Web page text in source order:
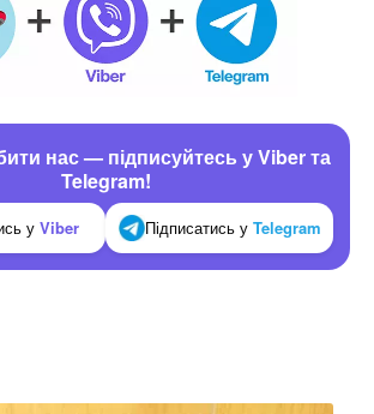
нас — підписуйтесь у Viber та
Telegram!
у Viber Підписатись у Telegram